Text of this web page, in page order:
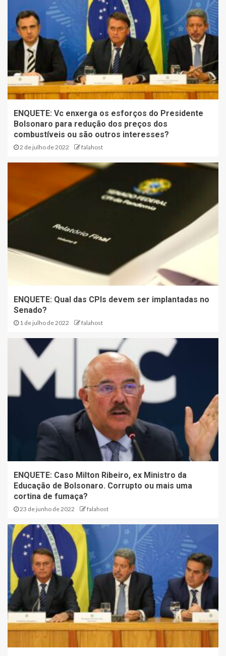
ENQUETE: Vc enxerga os esforços do Presidente
Bolsonaro para redução dos preços dos
combustíveis ou são outros interesses?
2 de julho de 2022 falahost
ENQUETE: Qual das CPIs devem ser implantadas no
Senado?
1 de julho de 2022 falahost
ENQUETE: Caso Milton Ribeiro, ex Ministro da
Educação de Bolsonaro. Corrupto ou mais uma
cortina de fumaça?
23 de junho de 2022 falahost